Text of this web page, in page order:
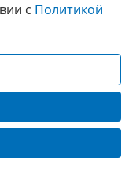
мг, 20 мг, 40
от дозировки.
цифра,
с Политикой